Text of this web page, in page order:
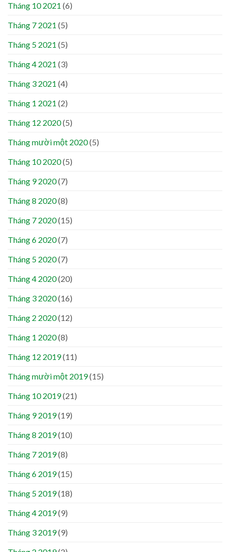
Tháng 10 2021 (6)
Tháng 7 2021 (5)
Tháng 5 2021 (5)
Tháng 4 2021 (3)
Tháng 3 2021 (4)
Tháng 1 2021 (2)
Tháng 12 2020(5)
Tháng mười một 2020(5)
Tháng 10 2020(5)
Tháng 9 2020(7)
Tháng 8 2020(8)
Tháng 7 2020(15)
Tháng 6 2020(7)
Tháng 5 2020(7)
Tháng 4 2020(20)
Tháng 3 2020(16)
Tháng 2 2020(12)
Tháng 1 2020(8)
Tháng 12 2019(11)
Tháng mười một 2019(15)
Tháng 10 2019(21)
Tháng 9 2019(19)
Tháng 8 2019(10)
Tháng 7 2019(8)
Tháng 6 2019(15)
Tháng 5 2019(18)
Tháng 4 2019(9)
Tháng 3 2019(9)